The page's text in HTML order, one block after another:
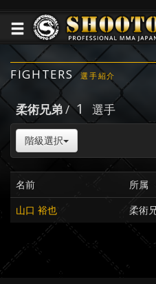
FIGHTERS 選手紹介
柔術兄弟/ 1 選手
階級選択
名前 所属
山口 裕也
柔術